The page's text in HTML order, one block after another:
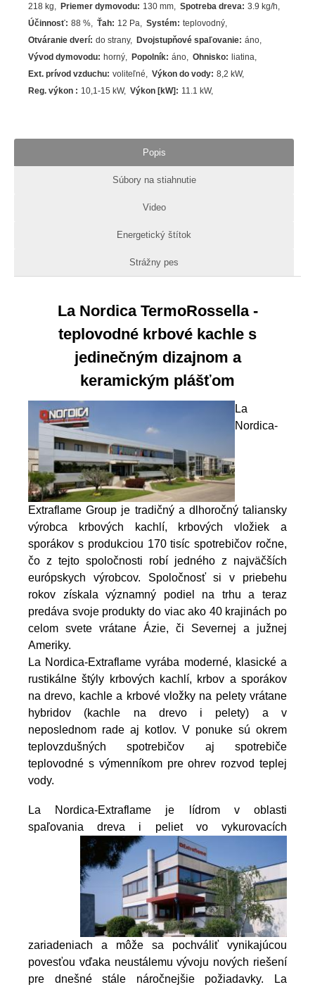
218 kg
Priemer dymovodu: 130 mm Spotreba dreva: 3.9 kg/h
Účinnosť: 88% Ťah: 12 Pa Systém: teplovodný
Otváranie dverí: do strany Dvojstupňové spaľovanie: áno
Vývod dymovodu: horný Popolník: áno Ohnisko: liatina
Ext. prívod vzduchu: voliteľné Výkon do vody: 8,2 kW
Reg. výkon : 10,1-15 kW Výkon [kW] : 11.1 kW
Popis
Súbory na stiahnutie
Video
Energetický štítok
Strážny pes
La Nordica TermoRossella -
teplovodné krbové kachle s
jedinečným dizajnom a
keramickým plášťom
La
Nordica-
Extraflame Group je tradičný a dlhoročný taliansky
výrobca krbových kachlí, krbových vložiek a
sporákov s produkciou 170 tisíc spotrebičov ročne,
čo z tejto spoločnosti robí jedného z najväčších
európskych výrobcov. Spoločnosť si v priebehu
rokov získala významný podiel na trhu a teraz
predáva svoje produkty do viac ako 40 krajinách po
celom svete vrátane Ázie, či Severnej a južnej
Ameriky.
La Nordica-Extraflame vyrába moderné, klasické a
rustikálne štýly krbových kachlí, krbov a sporákov
na drevo, kachle a krbové vložky na pelety vrátane
hybridov (kachle na drevo i pelety) a v
neposlednom rade aj kotlov. V ponuke sú okrem
teplovzdušných spotrebičov aj spotrebiče
teplovodné s výmenníkom pre ohrev rozvod teplej
vody.
La Nordica-Extraflame je lídrom v oblasti
spaľovania dreva i peliet vo vykurovacích
zariadeniach a môže sa pochváliť vynikajúcou
povesťou vďaka neustálemu vývoju nových riešení
pre dnešné stále náročnejšie požiadavky. La